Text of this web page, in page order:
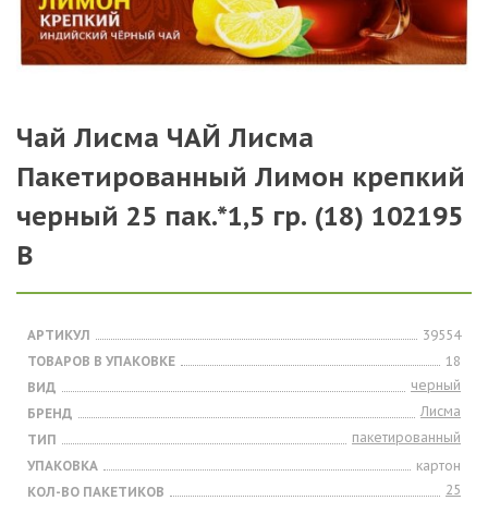
Чай Лисма ЧАЙ Лисма
Пакетированный Лимон крепкий
черный 25 пак.*1,5 гр. (18) 102195
В
АРТИКУЛ
39554
ТОВАРОВ В УПАКОВКЕ
18
ВИД
черный
БРЕНД
Лисма
ТИП
пакетированный
УПАКОВКА
картон
КОЛ-ВО ПАКЕТИКОВ
25